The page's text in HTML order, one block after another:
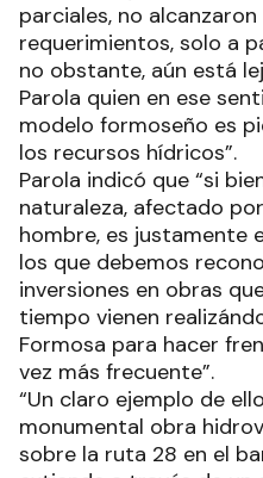
parciales, no
requerimientos, solo a
no obstante, aún está
Parola quien en ese
modelo formoseño es
los recursos hídricos”.
Parola indicó que “si
naturaleza, afectado
hombre, es justamente
los que debemos
inversiones en obras
tiempo vienen
Formosa para hacer
vez más frecuente”.
“Un claro ejemplo de
monumental obra
sobre la ruta 28 en el